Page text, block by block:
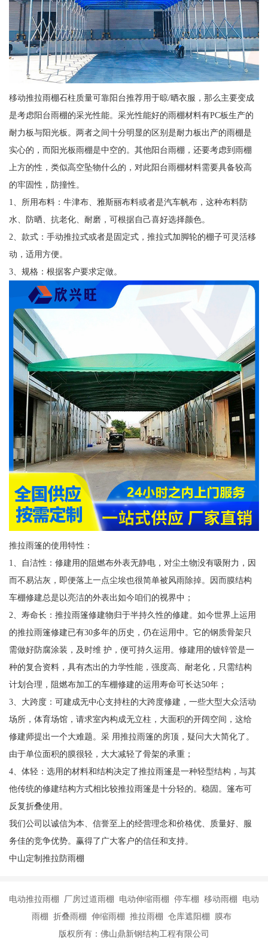
移动推拉雨棚石柱质量可靠阳台推荐用于晾/晒衣服，那么主要变成
是考虑阳台雨棚的采光性能。采光性能好的雨棚材料有PC板生产的
耐力板与阳光板。两者之间十分明显的区别是耐力板出产的雨棚是
实心的，而阳光板雨棚是中空的。其他阳台雨棚，还要考虑到雨棚
上方的性，类似高空坠物什么的，对此阳台雨棚材料需要具备较高
的牢固性，防撞性。
1、所用布料：牛津布、雅斯丽布料或者是汽车帆布，这种布料防
水、防晒、抗老化、耐磨，可根据自己喜好选择颜色。
2、款式：手动推拉式或者是固定式，推拉式加脚轮的棚子可灵活移
动，适用方便。
3、规格：根据客户要求定做。
推拉雨篷的使用特性：
1、自洁性：修建用的阻燃布外表无静电，对尘土物没有吸附力，因
而不易沾灰，即便落上一点尘埃也很简单被风雨除掉。因而膜结构
车棚修建总是以亮洁的外表出如今咱们的视界中；
2、寿命长：推拉雨篷修建物归于半持久性的修建。如今世界上运用
的推拉雨篷修建已有30多年的历史，仍在运用中。它的钢质骨架只
需做好防腐涂装，及时维 护，便可持久运用。修建用的镀锌管是一
种的复合资料，具有杰出的力学性能，强度高、耐老化，只需结构
计划合理，阻燃布加工的车棚修建的运用寿命可长达50年；
3、大跨度：可建成无中心支持柱的大跨度修建，一些大型大众活动
场所，体育场馆，请求室内构成无立柱，大面积的开阔空间，这给
修建师提出一个大难题。采 用推拉雨篷的房顶，疑问大大简化了。
由于单位面积的膜很轻，大大减轻了骨架的承重；
4、体轻：选用的材料和结构决定了推拉雨篷是一种轻型结构，与其
他传统的修建结构方式相比较推拉雨篷是十分轻的。稳固。篷布可
反复折叠使用。
我们公司以诚信为本、信誉至上的经营理念和价格优、质量好、服
务佳的竞争优势。赢得了广大客户的信任和支持。
中山定制推拉防雨棚
电动推拉雨棚 厂房过道雨棚 电动伸缩雨棚 停车棚 移动雨棚 电动
雨棚 折叠雨棚 伸缩雨棚 推拉雨棚 仓库遮阳棚 膜布
版权所有：佛山鼎新钢结构工程有限公司